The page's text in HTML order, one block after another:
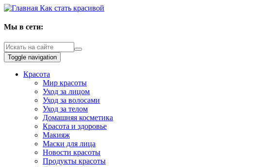
Как стать красивой
Мы в сети:
Toggle navigation
Красота
Мир красоты
Уход за лицом
Уход за волосами
Уход за телом
Домашняя косметика
Красота и здоровье
Макияж
Маски для лица
Новости красоты
Продукты красоты